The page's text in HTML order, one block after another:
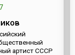
артист СССР